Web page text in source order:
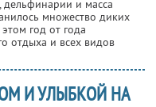
дельфинарии и масса
множество диких
год от года
отдыха и всех видов
И УЛЫБКОЙ НА